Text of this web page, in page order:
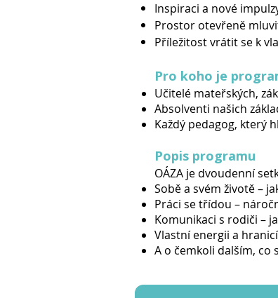
Inspiraci a nové
Prostor otevřeně
Příležitost vrátit se k
Pro koho je
Učitelé mateřských,
Absolventi našich
Každý pedagog, který
Popis programu
OÁZA je dvoudenní
Sobě a svém životě –
Práci se třídou –
Komunikaci s rodiči –
Vlastní energii a
A o čemkoli dalším, co